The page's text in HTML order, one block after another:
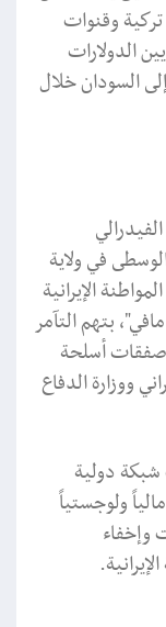
وقنوات
الدولارات
السودان خلال
الادعاء الفيدرالي
في ولاية
33 صفحة ضد المواطنة الإيرانية
بتهم التآمر
صفقات أسلحة
ووزارة الدفاع
شبكة دولية
ولوجستياً
وإخفاء